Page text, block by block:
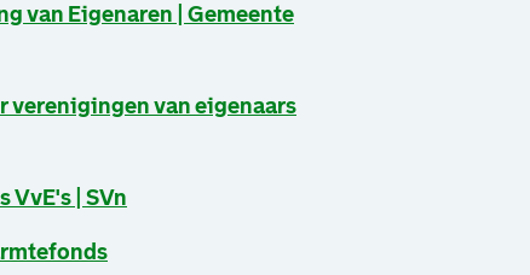
van Eigenaren | Gemeente
van eigenaars
nieuw browsertabblad.
VvE's | SVnbrowsertabblad.
browsertabblad.